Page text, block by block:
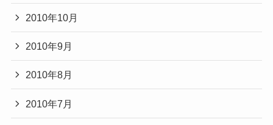
2010年10月
2010年9月
2010年8月
2010年7月